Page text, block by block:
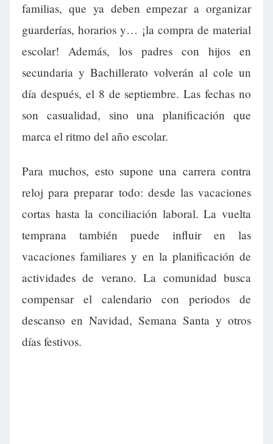
familias, que ya deben empezar a organizar
guarderías, horarios y… ¡la compra de material
escolar! Además, los padres con hijos en
secundaria y Bachillerato volverán al cole un
día después, el 8 de septiembre. Las fechas no
son casualidad, sino una planificación que
marca el ritmo del año escolar.
Para muchos, esto supone una carrera contra
reloj para preparar todo: desde las vacaciones
cortas hasta la conciliación laboral. La vuelta
temprana también puede influir en las
vacaciones familiares y en la planificación de
actividades de verano. La comunidad busca
compensar el calendario con periodos de
descanso en Navidad, Semana Santa y otros
días festivos.